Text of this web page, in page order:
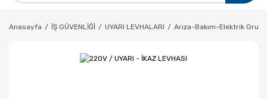
Anasayfa İŞ GÜVENLİĞİ UYARI LEVHALARI Arıza-Bakım-Elektrik Grubu